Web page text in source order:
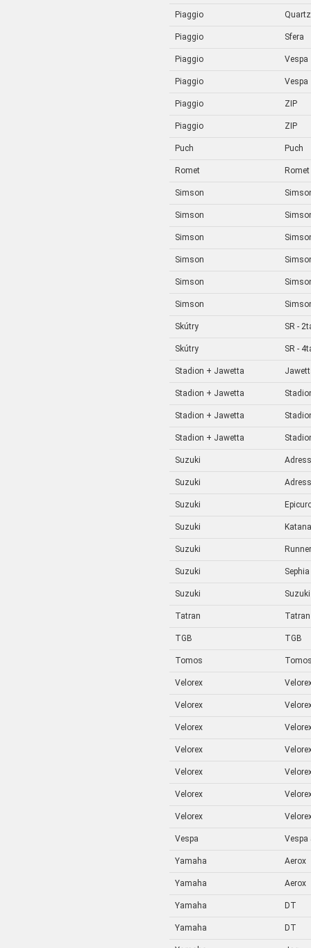
Piaggio Quartz
Piaggio Sfera
Piaggio Vespa
Piaggio Vespa
Piaggio ZIP
Piaggio ZIP
Puch Puch
Romet Romet
Simson
Simson
Simson
Simson
Simson
Simson
Skútry SR -
Skútry SR -
Stadion + Jawetta
Stadion + Jawetta
Stadion + Jawetta
Stadion + Jawetta
Suzuki Adress
Suzuki Adress
Suzuki
Suzuki Katana
Suzuki Runner
Suzuki Sephia
Suzuki Suzuki
Tatran
TGB TGB
Tomos
Velorex
Velorex
Velorex
Velorex
Velorex
Velorex
Velorex
Vespa
Yamaha Aerox
Yamaha Aerox
Yamaha DT
Yamaha DT